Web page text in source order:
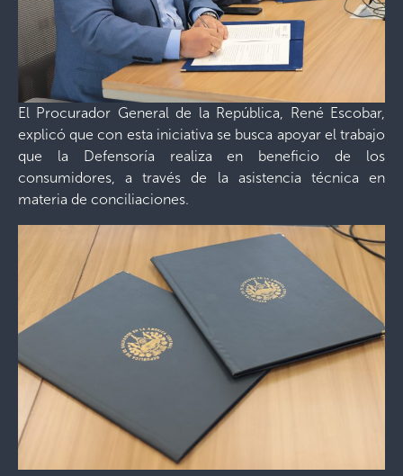
El Procurador General de la República, René Escobar,
explicó que con esta iniciativa se busca apoyar el trabajo
que la Defensoría realiza en beneficio de los
consumidores, a través de la asistencia técnica en
materia de conciliaciones.